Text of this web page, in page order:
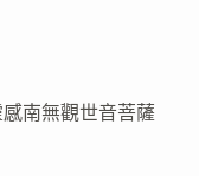
南無觀世音菩薩